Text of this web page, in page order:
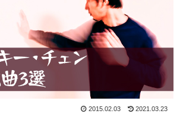
2015.02.03 2021.03.23